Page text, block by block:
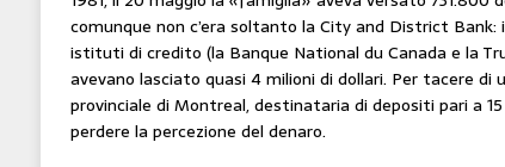
comunque non c’era soltanto la City and District
istituti di credito (la Banque National du Canada e la
avevano lasciato quasi 4 milioni di dollari. Per tacere di
provinciale di Montreal, destinataria di depositi pari a
perdere la percezione del denaro.